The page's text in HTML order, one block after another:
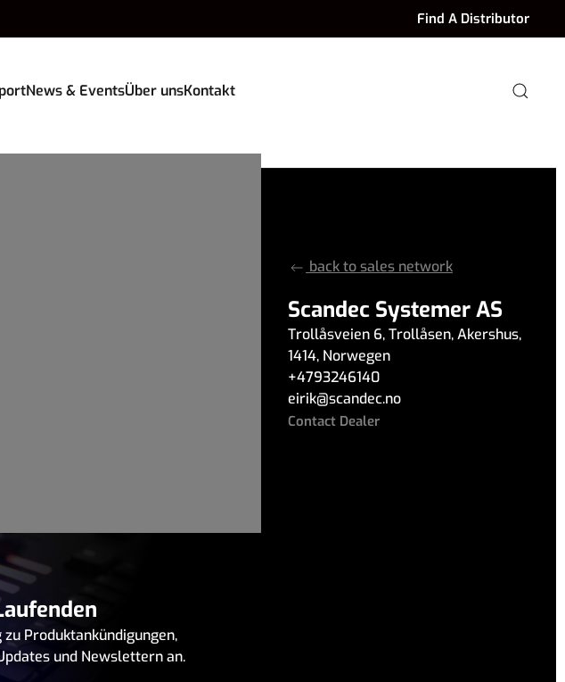
Find A Distributor
News & EventsÜber unsKontakt
back to sales network
Scandec Systemer AS
Trollåsveien 6,Trollåsen,Akershus,
1414, Norwegen
+4793246140
eirik@scandec.no
Contact Dealer
Produktankündigungen,
und Newslettern an.